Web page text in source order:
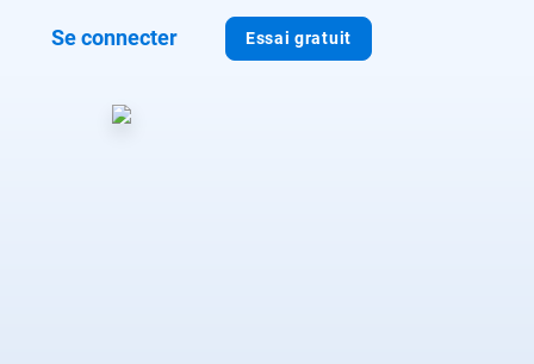
Essai gratuit
Se connecter